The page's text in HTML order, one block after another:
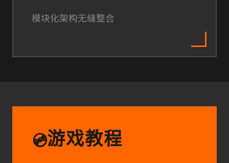
模块化架构无缝整合
💿游戏教程